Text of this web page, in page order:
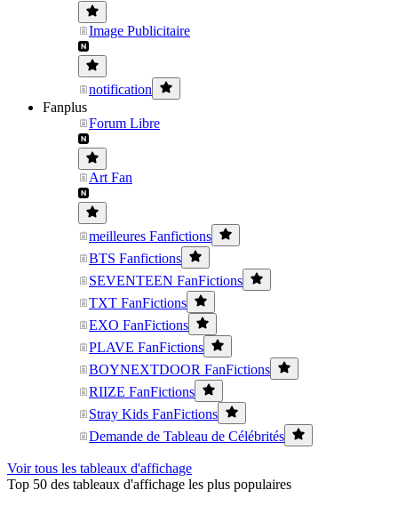
Image Publicitaire
notification
Fanplus
Forum Libre
Art Fan
meilleures Fanfictions
BTS Fanfictions
SEVENTEEN FanFictions
TXT FanFictions
EXO FanFictions
PLAVE FanFictions
BOYNEXTDOOR FanFictions
RIIZE FanFictions
Stray Kids FanFictions
Demande de Tableau de Célébrités
Voir tous les tableaux d'affichage
Top 50 des tableaux d'affichage les plus populaires